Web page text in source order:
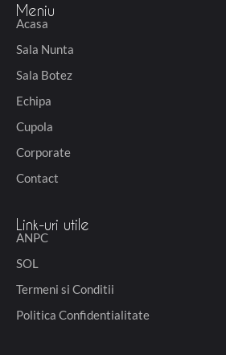
Meniu
Acasa
Sala Nunta
Sala Botez
Echipa
Cupola
Corporate
Contact
Link-uri utile
ANPC
SOL
Termeni si Conditii
Politica Confidentialitate